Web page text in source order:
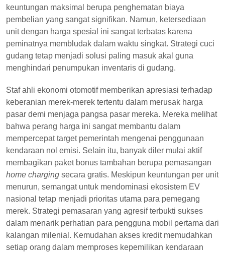
keuntungan maksimal berupa penghematan biaya
pembelian yang sangat signifikan. Namun, ketersediaan
unit dengan harga spesial ini sangat terbatas karena
peminatnya membludak dalam waktu singkat. Strategi cuci
gudang tetap menjadi solusi paling masuk akal guna
menghindari penumpukan inventaris di gudang.
Staf ahli ekonomi otomotif memberikan apresiasi terhadap
keberanian merek-merek tertentu dalam merusak harga
pasar demi menjaga pangsa pasar mereka. Mereka melihat
bahwa perang harga ini sangat membantu dalam
mempercepat target pemerintah mengenai penggunaan
kendaraan nol emisi. Selain itu, banyak diler mulai aktif
membagikan paket bonus tambahan berupa pemasangan
home charging secara gratis. Meskipun keuntungan per unit
menurun, semangat untuk mendominasi ekosistem EV
nasional tetap menjadi prioritas utama para pemegang
merek. Strategi pemasaran yang agresif terbukti sukses
dalam menarik perhatian para pengguna mobil pertama dari
kalangan milenial. Kemudahan akses kredit memudahkan
setiap orang dalam memproses kepemilikan kendaraan